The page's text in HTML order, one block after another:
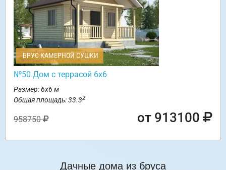
БРУС КАМЕРНОЙ СУШКИ
№50 Дом с террасой 6х6
Размер: 6х6 м
Общая площадь: 33.32
958750 от 913100
Дачные дома из бруса